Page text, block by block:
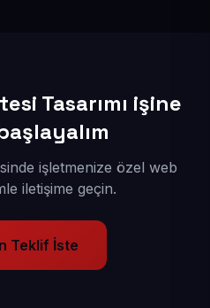
Tasarımı işine
işletmenize özel web
iletişime geçin.
Teklif İste